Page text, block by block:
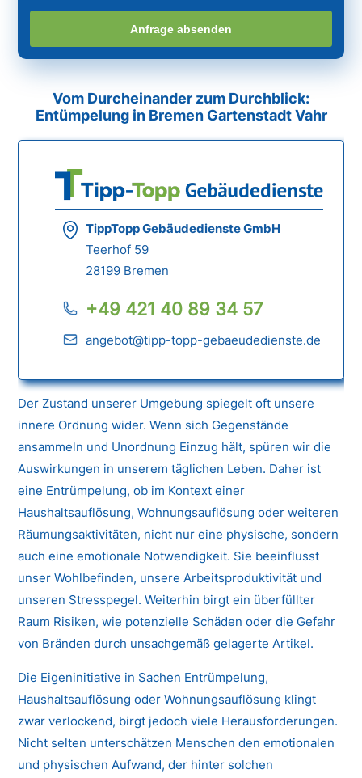
Anfrage absenden
Vom Durcheinander zum Durchblick:
Entümpelung in Bremen Gartenstadt Vahr
TippTopp Gebäudedienste GmbH
Teerhof 59
28199 Bremen
+49 421 40 89 34 57
angebot@tipp-topp-gebaeudedienste.de
Der Zustand unserer Umgebung spiegelt oft unsere
innere Ordnung wider. Wenn sich Gegenstände
ansammeln und Unordnung Einzug hält, spüren wir die
Auswirkungen in unserem täglichen Leben. Daher ist
eine Entrümpelung, ob im Kontext einer
Haushaltsauflösung, Wohnungsauflösung oder weiteren
Räumungsaktivitäten, nicht nur eine physische, sondern
auch eine emotionale Notwendigkeit. Sie beeinflusst
unser Wohlbefinden, unsere Arbeitsproduktivität und
unseren Stresspegel. Weiterhin birgt ein überfüllter
Raum Risiken, wie potenzielle Schäden oder die Gefahr
von Bränden durch unsachgemäß gelagerte Artikel.
Die Eigeninitiative in Sachen Entrümpelung,
Haushaltsauflösung oder Wohnungsauflösung klingt
zwar verlockend, birgt jedoch viele Herausforderungen.
Nicht selten unterschätzen Menschen den emotionalen
und physischen Aufwand, der hinter solchen